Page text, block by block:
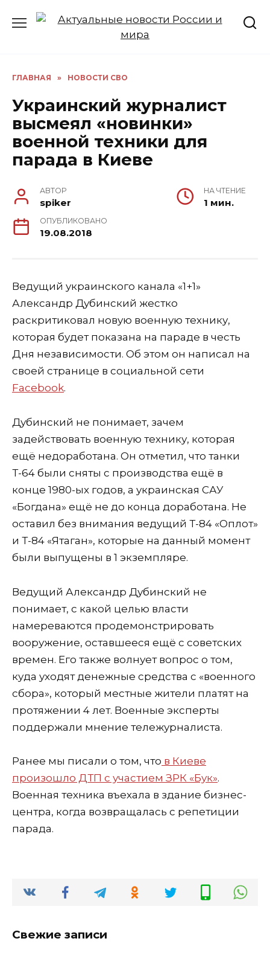
ГЛАВНАЯ » НОВОСТИ СВО
Украинский журналист
высмеял «новинки»
военной техники для
парада в Киеве
АВТОР
spiker
НА ЧТЕНИЕ
1 мин.
ОПУБЛИКОВАНО
19.08.2018
Ведущий украинского канала «1+1»
Александр Дубинский жестко
раскритиковал новую военную технику,
которая будет показана на параде в честь
Дня независимости. Об этом он написал на
своей странице в социальной сети
Facebook.
Дубинский не понимает, зачем
задействовать военную технику, которая
ещё недоработана. Он отметил, что танки
Т-64 были сняты с производства ещё в
конце 1980-ых годов, а украинская САУ
«Богдана» ещё не до конца доработана. Не
оставил без внимания ведущий Т-84 «Оплот»
и Т-84 «Ятаган», которые на данный момент
были выпущены в 1 экземпляре.
Ведущий Александр Дубинский не
понимает, с какой целью власти
намереваются продемонстрировать
вооружение, оставшееся ещё с советских
времен. Его также волнует вопрос о том,
куда уходят денежные средства с «военного
сбора», который местные жители платят на
протяжении 4 лет. Военные эксперты
поддержали мнение тележурналиста.
Ранее мы писали о том, что в Киеве
произошло ДТП с участием ЗРК «Бук».
Военная техника въехала в здание бизнес-
центра, когда возвращалась с репетиции
парада.
Свежие записи